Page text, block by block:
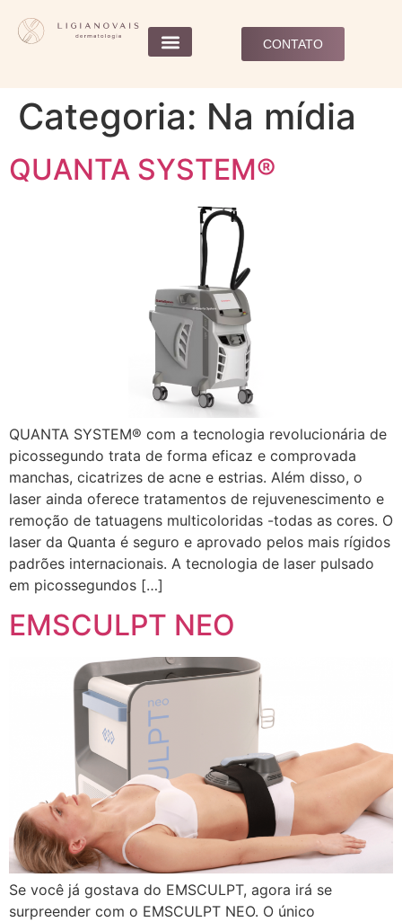
CONTATO
Categoria: Na mídia
QUANTA SYSTEM®
QUANTA SYSTEM® com a tecnologia revolucionária de
picossegundo trata de forma eficaz e comprovada
manchas, cicatrizes de acne e estrias. Além disso, o
laser ainda oferece tratamentos de rejuvenescimento e
remoção de tatuagens multicoloridas -todas as cores. O
laser da Quanta é seguro e aprovado pelos mais rígidos
padrões internacionais. A tecnologia de laser pulsado
em picossegundos […]
EMSCULPT NEO
Se você já gostava do EMSCULPT, agora irá se
surpreender com o EMSCULPT NEO. O único